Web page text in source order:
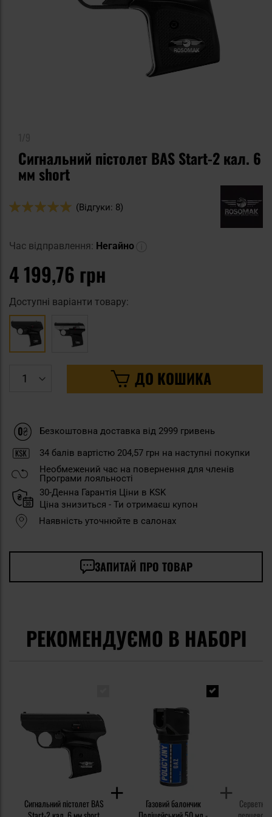
Сигнальний пістолет BAS Start-2 кал. 6
мм short
Оцінка:
(Відгуки: 8)
Час відправлення: Негайно
4 199,76 грн
Доступні варіанти товару:
ДО КОШИКА
Безкоштовна доставка від 2999 гривень
34 балів вартістю 204,57 грн на наступні покупки
Необмежений час на повернення для членів
Програми лояльності
30-Денна Гарантія Ціни в KSK
Ціна знизиться - Ти отримаєш купон
Наявність уточнюйте в салонах
ЗАПИТАЙ ПРО ТОВАР
РЕКОМЕНДУЄМО В НАБОРІ
Сигнальний пістолет BAS
Газовий балончик
Серветка